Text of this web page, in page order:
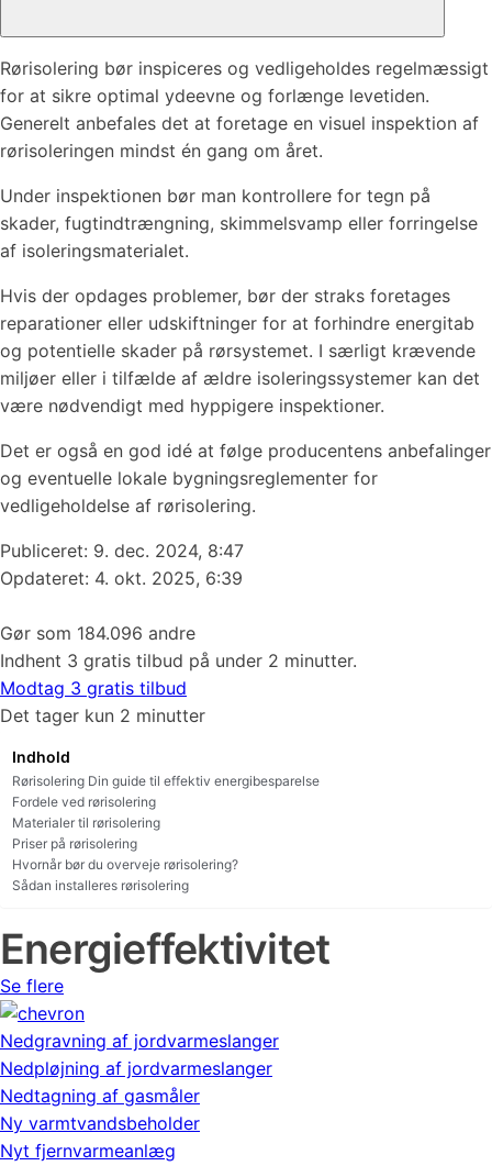
Rørisolering bør inspiceres og vedligeholdes regelmæssigt
for at sikre optimal ydeevne og forlænge levetiden.
Generelt anbefales det at foretage en visuel inspektion af
rørisoleringen mindst én gang om året.
Under inspektionen bør man kontrollere for tegn på
skader, fugtindtrængning, skimmelsvamp eller forringelse
af isoleringsmaterialet.
Hvis der opdages problemer, bør der straks foretages
reparationer eller udskiftninger for at forhindre energitab
og potentielle skader på rørsystemet. I særligt krævende
miljøer eller i tilfælde af ældre isoleringssystemer kan det
være nødvendigt med hyppigere inspektioner.
Det er også en god idé at følge producentens anbefalinger
og eventuelle lokale bygningsreglementer for
vedligeholdelse af rørisolering.
Publiceret: 9. dec. 2024, 8:47
Opdateret: 4. okt. 2025, 6:39
Gør som 184.096 andre
Indhent 3 gratis tilbud på under 2 minutter.
Modtag 3 gratis tilbud
Det tager kun 2 minutter
Indhold
Rørisolering Din guide til effektiv energibesparelse
Fordele ved rørisolering
Materialer til rørisolering
Priser på rørisolering
Hvornår bør du overveje rørisolering?
Sådan installeres rørisolering
Energieffektivitet
Se flere
Nedgravning af jordvarmeslanger
Nedpløjning af jordvarmeslanger
Nedtagning af gasmåler
Ny varmtvandsbeholder
Nyt fjernvarmeanlæg